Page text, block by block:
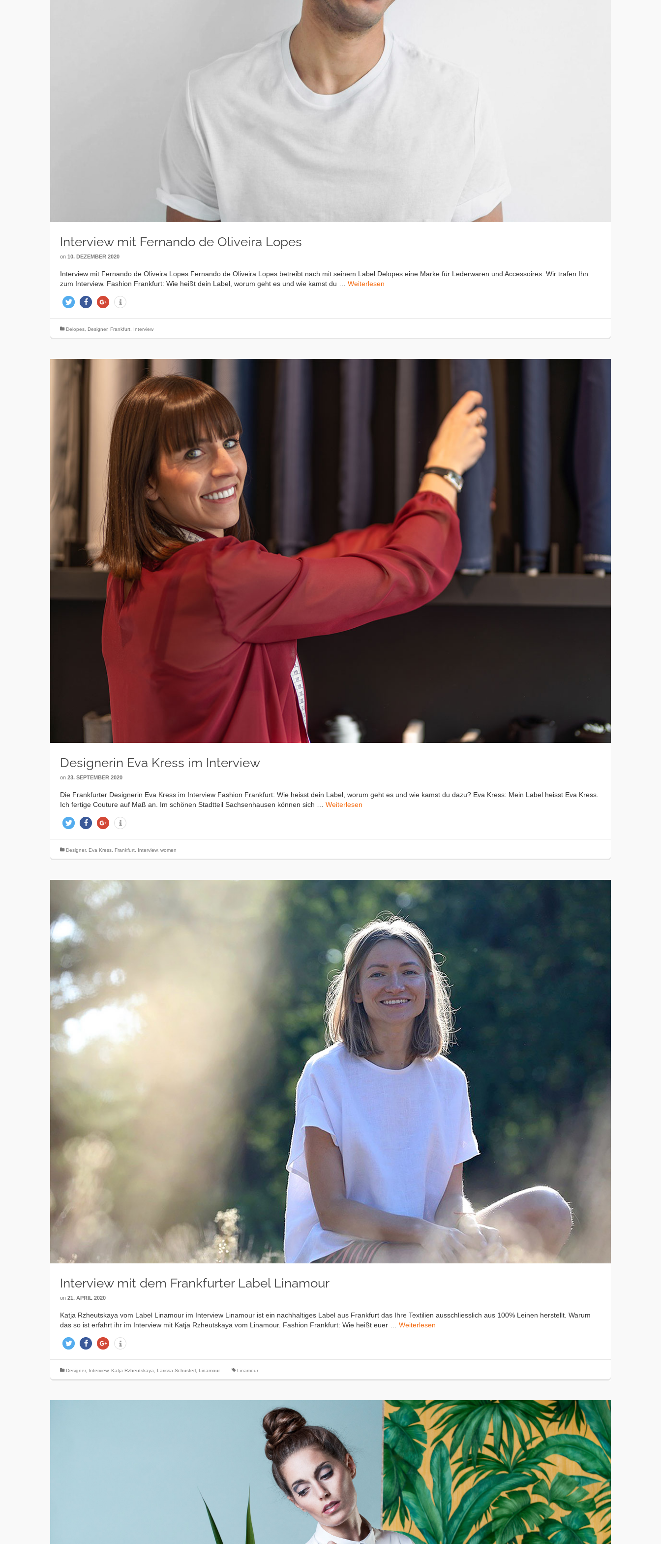
Interview mit Fernando de Oliveira Lopes
on 10. DEZEMBER 2020
Interview mit Fernando de Oliveira Lopes Fernando de Oliveira Lopes betreibt nach mit seinem Label Delopes eine Marke für Lederwaren und Accessoires. Wir trafen Ihn
zum Interview. Fashion Frankfurt: Wie heißt dein Label, worum geht es und wie kamst du … Weiterlesen
Delopes, Designer, Frankfurt, Interview
Designerin Eva Kress im Interview
on 23. SEPTEMBER 2020
Die Frankfurter Designerin Eva Kress im Interview Fashion Frankfurt: Wie heisst dein Label, worum geht es und wie kamst du dazu? Eva Kress: Mein Label heisst Eva Kress.
Ich fertige Couture auf Maß an. Im schönen Stadtteil Sachsenhausen können sich … Weiterlesen
Designer, Eva Kress Frankfurt Interview, women
Interview mit dem Frankfurter Label Linamour
on 21. APRIL 2020
Katja Rzheutskaya vom Label Linamour im Interview Linamour ist ein nachhaltiges Label aus Frankfurt das Ihre Textilien ausschliesslich aus 100% Leinen herstellt. Warum
das so ist erfahrt ihr im Interview mit Katja Rzheutskaya vom Linamour. Fashion Frankfurt: Wie heißt euer … Weiterlesen
Designer, Interview, Katja Rzheutskaya, Larissa Schüsterl , Linamour Linamour